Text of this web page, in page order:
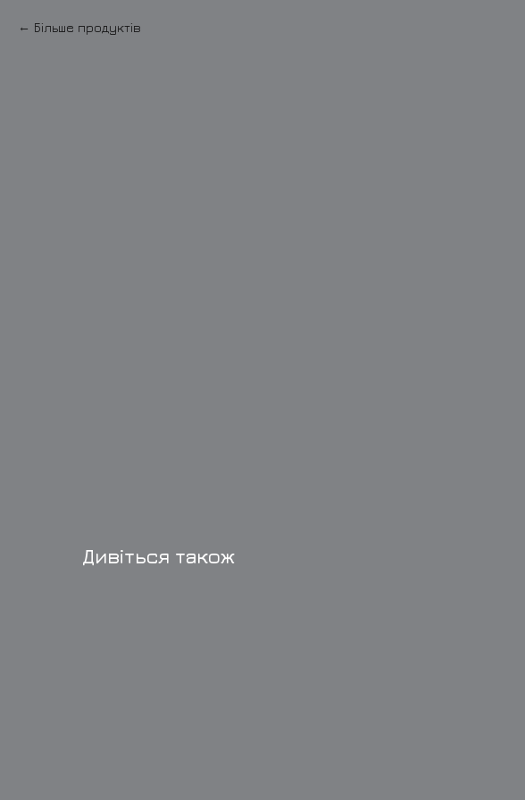
Більше продуктів
Дивіться також